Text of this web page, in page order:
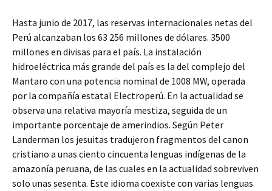
Hasta junio de 2017, las reservas internacionales netas del
Perú alcanzaban los 63 256 millones de dólares. 3500
millones en divisas para el país. La instalación
hidroeléctrica más grande del país es la del complejo del
Mantaro con una potencia nominal de 1008 MW, operada
por la compañía estatal Electroperú. En la actualidad se
observa una relativa mayoría mestiza, seguida de un
importante porcentaje de amerindios. Según Peter
Landerman los jesuitas tradujeron fragmentos del canon
cristiano a unas ciento cincuenta lenguas indígenas de la
amazonía peruana, de las cuales en la actualidad sobreviven
solo unas sesenta. Este idioma coexiste con varias lenguas